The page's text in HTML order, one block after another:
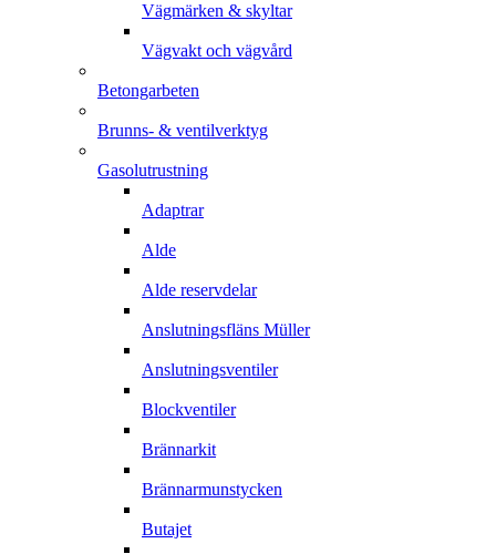
Vägmärken & skyltar
Vägvakt och vägvård
Betongarbeten
Brunns- & ventilverktyg
Gasolutrustning
Adaptrar
Alde
Alde reservdelar
Anslutningsfläns Müller
Anslutningsventiler
Blockventiler
Brännarkit
Brännarmunstycken
Butajet